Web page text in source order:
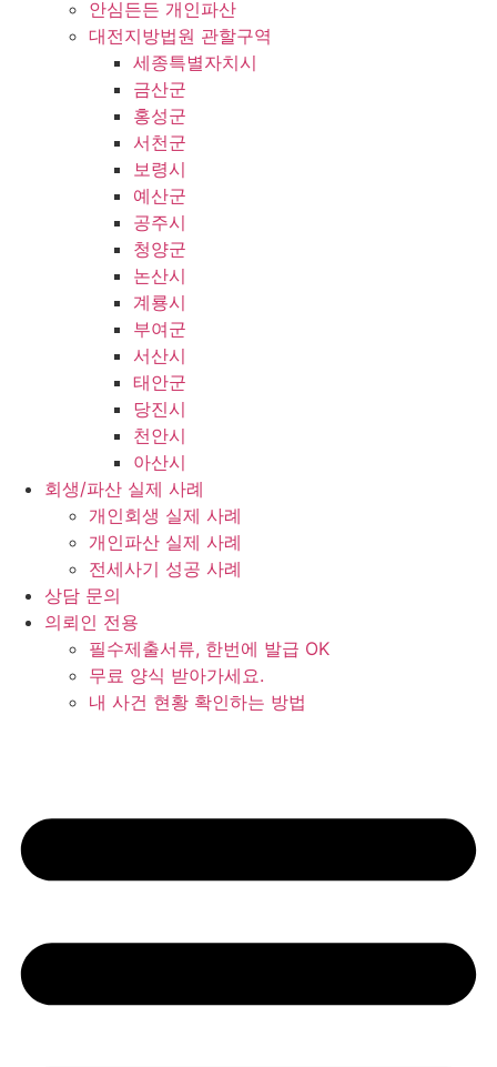
안심든든 개인파산
대전지방법원 관할구역
세종특별자치시
금산군
홍성군
서천군
보령시
예산군
공주시
청양군
논산시
계룡시
부여군
서산시
태안군
당진시
천안시
아산시
회생/파산 실제 사례
개인회생 실제 사례
개인파산 실제 사례
전세사기 성공 사례
상담 문의
의뢰인 전용
필수제출서류, 한번에 발급 OK
무료 양식 받아가세요.
내 사건 현황 확인하는 방법